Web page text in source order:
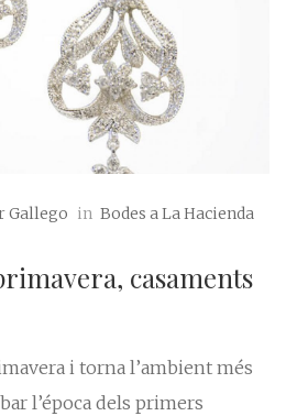
Gallego in Bodes a La Hacienda
casaments
i torna l’ambient més
l’época dels primers